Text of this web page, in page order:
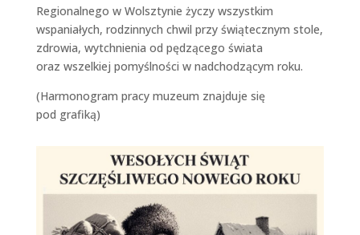
Regionalnego w Wolsztynie życzy wszystkim
wspaniałych, rodzinnych chwil przy świątecznym stole,
zdrowia, wytchnienia od pędzącego świata
oraz wszelkiej pomyślności w nadchodzącym roku.
(Harmonogram pracy muzeum znajduje się
pod grafiką)